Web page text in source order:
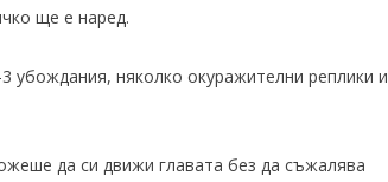
ще е наред.
няколко окуражителни реплики и
да си движи главата без да съжалява